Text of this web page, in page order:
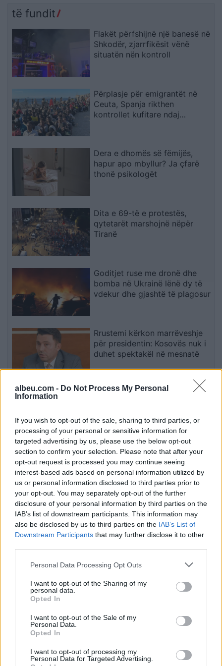
albeu.com - Do Not Process My Personal
Information
If you wish to opt-out of the sale, sharing to third parties, or
processing of your personal or sensitive information for
targeted advertising by us, please use the below opt-out
section to confirm your selection. Please note that after your
opt-out request is processed you may continue seeing
interest-based ads based on personal information utilized by
us or personal information disclosed to third parties prior to
your opt-out. You may separately opt-out of the further
disclosure of your personal information by third parties on the
IAB’s list of downstream participants. This information may
also be disclosed by us to third parties on the IAB’s List of
Downstream Participants that may further disclose it to other
Personal Data Processing Opt Outs
I want to opt-out of the Sharing of my
personal data.
Opted In
I want to opt-out of the Sale of my
Personal Data.
Opted In
I want to opt-out of processing my
Personal Data for Targeted Advertising.
të fundit
Flakët përfshijnë një banesë në
Shkodër, zjarrfikësit vënë
situatën nën kontroll
Përplasje për emigrantët në
Ceuta, Spanja rikthen
kontrollet kufitare ndaj
Dera e dhomës së fëmijës,
hapur apo mbyllur? Ja çfarë
thonë psikologët
Dita e 69-të e protestës,
qytetarët marshojnë nëpër
Tiranë
Goditjet ruse me dronë dhe
bomba në Ukrainë lënë dy të
vdekur dhe gjashtë të plagosur
Rrustemi kërkon marrëveshje
për presidentin: Kosovës nuk i
duhet spektakël në mesnatë
Kakavijë, kolona e automjeteve
Esim for Global
for Turkey|Esim for Germany|Esim for Greece |